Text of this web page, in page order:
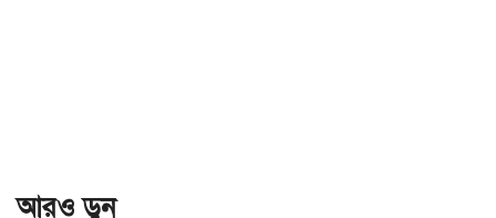
আরও ড়ুন